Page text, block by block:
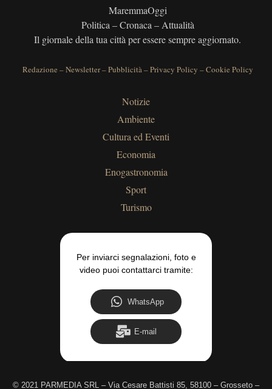
MaremmaOggi
Politica – Cronaca – Attualità
Il giornale della tua città per essere sempre aggiornato.
Redazione –Newsletter–Pubblicità–Privacy Policy –Cookie Policy
Notizie
Ambiente
Cultura ed Eventi
Economia
Enogastronomia
Sport
Turismo
Per inviarci segnalazioni, foto e
video puoi contattarci tramite:
WhatsApp
E-mail
© 2021 PARMEDIA SRL – Via Cesare Battisti 85, 58100 – Grosseto –